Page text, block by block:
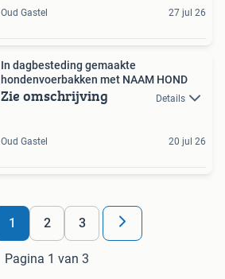
Oud Gastel 27 jul 26
In dagbesteding gemaakte
hondenvoerbakken met NAAM HOND
Zie omschrijving Details
Oud Gastel 20 jul 26
1 2 3
Pagina 1 van 3